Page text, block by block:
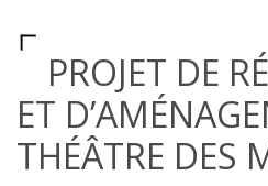
PROJET DE
ET
THÉÂTRE DES